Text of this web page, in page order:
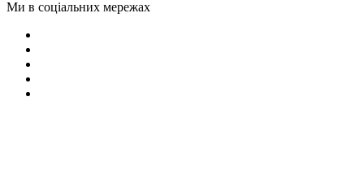
Ми в соціальних мережах